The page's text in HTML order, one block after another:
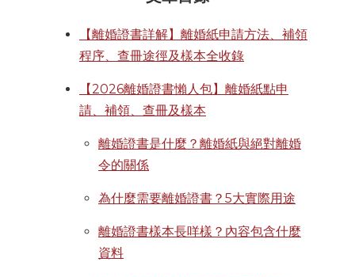
【離婚證書詳解】離婚紙申請方法、補領
程序、查冊途徑及樣本全收錄
【2026離婚證書懶人包】離婚紙點申
請、補領、查冊及樣本
離婚證書是什麼？離婚紙與絕對離婚
令的關係
為什麼需要離婚證書？5大實際用途
離婚證書樣本長咩樣？內容包含什麼
資料